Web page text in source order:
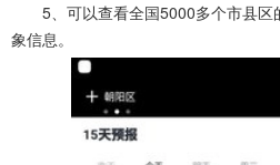
5、可以查看全国5000多个市县
象信息。